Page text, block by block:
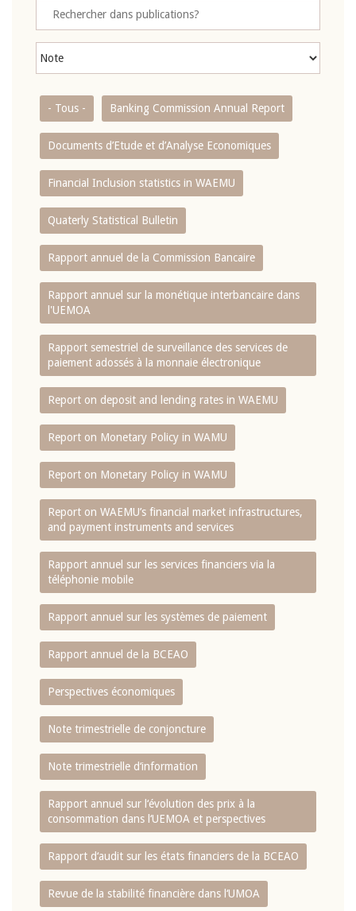
- Tous - Banking Commission Annual Report
Documents d’Etude et d’Analyse Economiques
Financial Inclusion statistics in WAEMU
Quaterly Statistical Bulletin
Rapport annuel de la Commission Bancaire
Rapport annuel sur la monétique interbancaire dans
l'UEMOA
Rapport semestriel de surveillance des services de
paiement adossés à la monnaie électronique
Report on deposit and lending rates in WAEMU
Report on Monetary Policy in WAMU
Report on Monetary Policy in WAMU
Report on WAEMU’s financial market infrastructures,
and payment instruments and services
Rapport annuel sur les services financiers via la
téléphonie mobile
Rapport annuel sur les systèmes de paiement
Rapport annuel de la BCEAO
Perspectives économiques
Note trimestrielle de conjoncture
Note trimestrielle d‘information
Rapport annuel sur l‘évolution des prix à la
consommation dans l‘UEMOA et perspectives
Rapport d‘audit sur les états financiers de la BCEAO
Revue de la stabilité financière dans l‘UMOA